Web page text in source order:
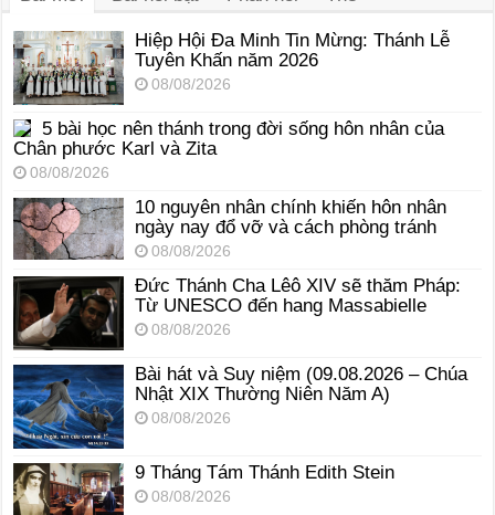
Hiệp Hội Đa Minh Tin Mừng: Thánh Lễ
Tuyên Khấn năm 2026
08/08/2026
5 bài học nên thánh trong đời sống hôn nhân của
Chân phước Karl và Zita
08/08/2026
10 nguyên nhân chính khiến hôn nhân
ngày nay đổ vỡ và cách phòng tránh
08/08/2026
Đức Thánh Cha Lêô XIV sẽ thăm Pháp:
Từ UNESCO đến hang Massabielle
08/08/2026
Bài hát và Suy niệm (09.08.2026 – Chúa
Nhật XIX Thường Niên Năm A)
08/08/2026
9 Tháng Tám Thánh Edith Stein
08/08/2026